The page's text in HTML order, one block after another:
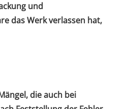
und
das Werk verlassen hat,
die auch bei